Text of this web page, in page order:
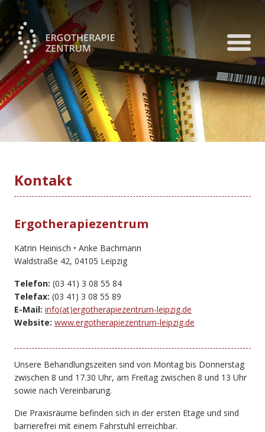
Kontakt
Ergotherapiezentrum
Katrin Heinisch • Anke Bachmann
Waldstraße 42, 04105 Leipzig
Telefon: (03 41) 3 08 55 84
Telefax: (03 41) 3 08 55 89
E-Mail: info(at)ergotherapiezentrum-leipzig.de
Website: www.ergotherapiezentrum-leipzig.de
Unsere Behandlungszeiten sind von Montag bis Donnerstag
zwischen 8 und 17.30 Uhr, am Freitag zwischen 8 und 13 Uhr
sowie nach Vereinbarung.
Die Praxisräume befinden sich in der ersten Etage und sind
barrierefrei mit einem Fahrstuhl erreichbar.